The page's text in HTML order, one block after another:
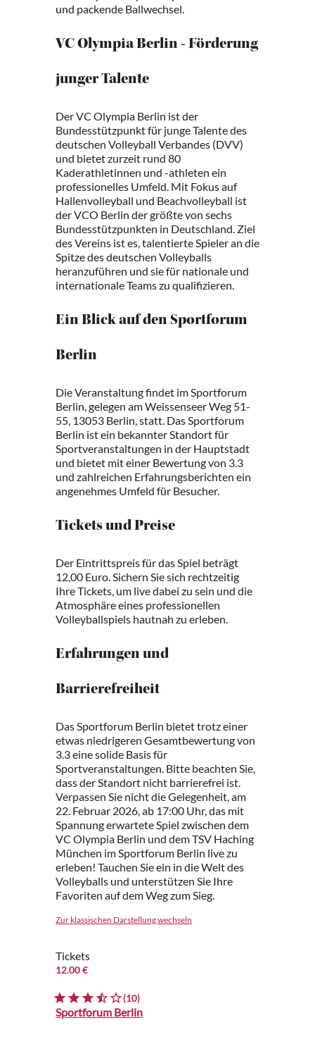
und packende Ballwechsel.
VC Olympia Berlin - Förderung
junger Talente
Der VC Olympia Berlin ist der
Bundesstützpunkt für junge Talente des
deutschen Volleyball Verbandes (DVV)
und bietet zurzeit rund 80
Kaderathletinnen und -athleten ein
professionelles Umfeld. Mit Fokus auf
Hallenvolleyball und Beachvolleyball ist
der VCO Berlin der größte von sechs
Bundesstützpunkten in Deutschland. Ziel
des Vereins ist es, talentierte Spieler an die
Spitze des deutschen Volleyballs
heranzuführen und sie für nationale und
internationale Teams zu qualifizieren.
Ein Blick auf den Sportforum
Berlin
Die Veranstaltung findet im Sportforum
Berlin, gelegen am Weissenseer Weg 51-
55, 13053 Berlin, statt. Das Sportforum
Berlin ist ein bekannter Standort für
Sportveranstaltungen in der Hauptstadt
und bietet mit einer Bewertung von 3.3
und zahlreichen Erfahrungsberichten ein
angenehmes Umfeld für Besucher.
Tickets und Preise
Der Eintrittspreis für das Spiel beträgt
12,00 Euro. Sichern Sie sich rechtzeitig
Ihre Tickets, um live dabei zu sein und die
Atmosphäre eines professionellen
Volleyballspiels hautnah zu erleben.
Erfahrungen und
Barrierefreiheit
Das Sportforum Berlin bietet trotz einer
etwas niedrigeren Gesamtbewertung von
3.3 eine solide Basis für
Sportveranstaltungen. Bitte beachten Sie,
dass der Standort nicht barrierefrei ist.
Verpassen Sie nicht die Gelegenheit, am
22. Februar 2026, ab 17:00 Uhr, das mit
Spannung erwartete Spiel zwischen dem
VC Olympia Berlin und dem TSV Haching
München im Sportforum Berlin live zu
erleben! Tauchen Sie ein in die Welt des
Volleyballs und unterstützen Sie Ihre
Favoriten auf dem Weg zum Sieg.
Zur klassischen Darstellung wechseln
Tickets
12.00 €
(10)
Sportforum Berlin